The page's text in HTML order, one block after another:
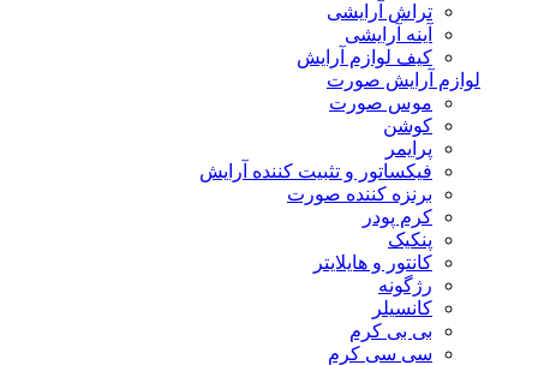
تراش آرایشی
آینه آرایشی
کیف لوازم آرایش
لوازم آرایش صورت
موس صورت
کوشن
پرایمر
فیکساتور و تثبیت کننده آرایش
برنزه کننده صورت
کرم پودر
پنکیک
کانتور و هایلایتر
رژگونه
کانسیلر
بی بی کرم
سی سی کرم